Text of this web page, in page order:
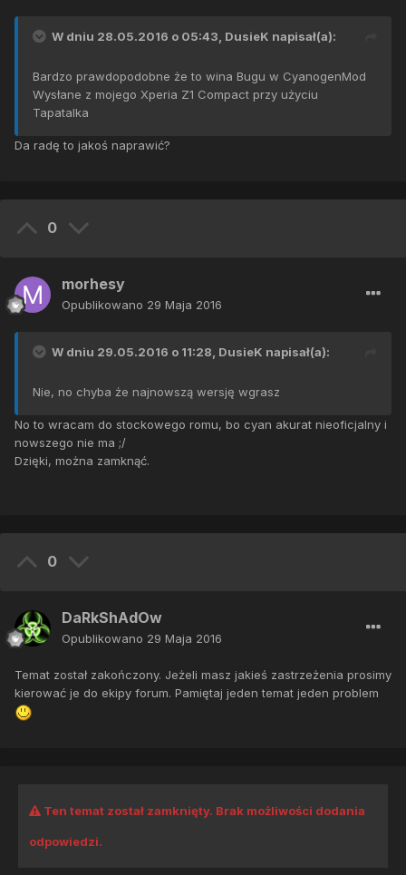
W dniu 28.05.2016 o 05:43, DusieK napisał(a):
Bardzo prawdopodobne że to wina Bugu w CyanogenMod
Wysłane z mojego Xperia Z1 Compact przy użyciu
Tapatalka
Da radę to jakoś naprawić?
0
morhesy
Opublikowano 29 Maja 2016
W dniu 29.05.2016 o 11:28, DusieK napisał(a):
Nie, no chyba że najnowszą wersję wgrasz
No to wracam do stockowego romu, bo cyan akurat nieoficjalny i
nowszego nie ma ;/
Dzięki, można zamknąć.
0
DaRkShAdOw
Opublikowano 29 Maja 2016
Temat został zakończony. Jeżeli masz jakieś zastrzeżenia prosimy
kierować je do ekipy forum. Pamiętaj jeden temat jeden problem
Ten temat został zamknięty. Brak możliwości dodania
odpowiedzi.